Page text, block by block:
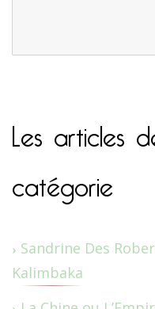
Les articles
catégorie
Sandrine Des
Kalimbaka